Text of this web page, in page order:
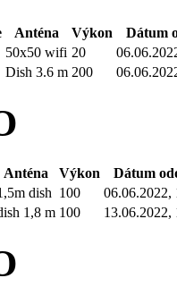
Anténa Výkon
Dátum
50x50 wifi 20
Dish 3.6 m 200
Anténa Výkon
Dátum
dish 100
06.06.2022,
1,8 m 100 13.06.2022,